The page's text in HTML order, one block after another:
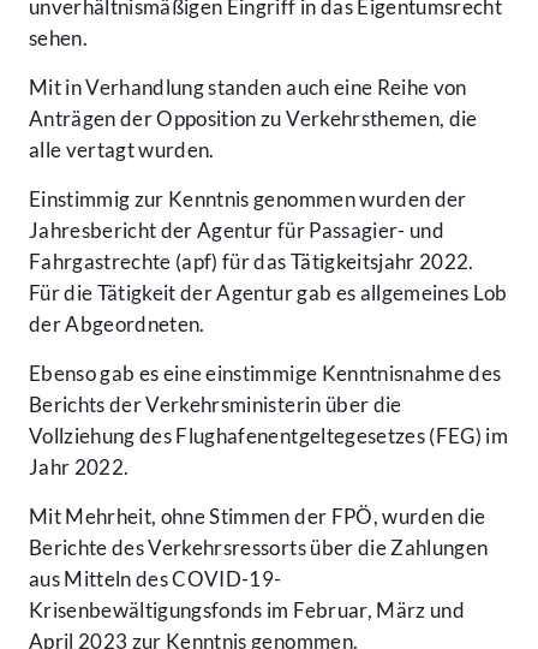
unverhältnismäßigen Eingriff in das Eigentumsrecht
sehen.
Mit in Verhandlung standen auch eine Reihe von
Anträgen der Opposition zu Verkehrsthemen, die
alle vertagt wurden.
Einstimmig zur Kenntnis genommen wurden der
Jahresbericht der Agentur für Passagier- und
Fahrgastrechte (apf) für das Tätigkeitsjahr 2022.
Für die Tätigkeit der Agentur gab es allgemeines Lob
der Abgeordneten.
Ebenso gab es eine einstimmige Kenntnisnahme des
Berichts der Verkehrsministerin über die
Vollziehung des Flughafenentgeltegesetzes (FEG) im
Jahr 2022.
Mit Mehrheit, ohne Stimmen der FPÖ, wurden die
Berichte des Verkehrsressorts über die Zahlungen
aus Mitteln des COVID-19-
Krisenbewältigungsfonds im Februar, März und
April 2023 zur Kenntnis genommen.